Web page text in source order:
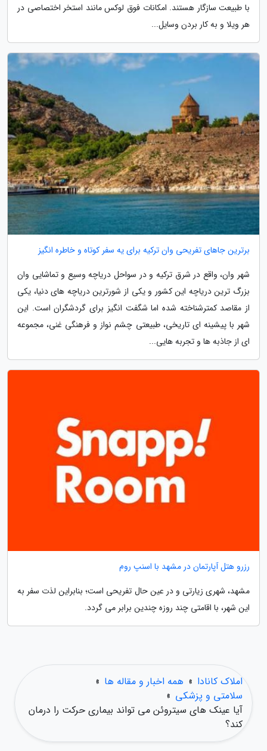
با طبیعت سازگار هستند. امکانات فوق لوکس مانند استخر اختصاصی در
هر ویلا و به کار بردن وسایل...
برترین جاهای تفریحی وان ترکیه برای یه سفر کوتاه و خاطره انگیز
شهر وان، واقع در شرق ترکیه و در سواحل دریاچه وسیع و تماشایی وان
بزرگ ترین دریاچه این کشور و یکی از شورترین دریاچه های دنیا، یکی
از مقاصد کمترشناخته شده اما شگفت انگیز برای گردشگران است. این
شهر با پیشینه ای تاریخی، طبیعتی چشم نواز و فرهنگی غنی، مجموعه
ای از جاذبه ها و تجربه هایی...
رزرو هتل آپارتمان در مشهد با اسنپ روم
مشهد، شهری زیارتی و در عین حال تفریحی است؛ بنابراین لذت سفر به
این شهر، با اقامتی چند روزه چندین برابر می گردد.
املاک کانادا » همه اخبار و مقاله ها »
سلامتی و پزشکی »
آیا عینک های سیتروئن می تواند بیماری حرکت را درمان
کند؟